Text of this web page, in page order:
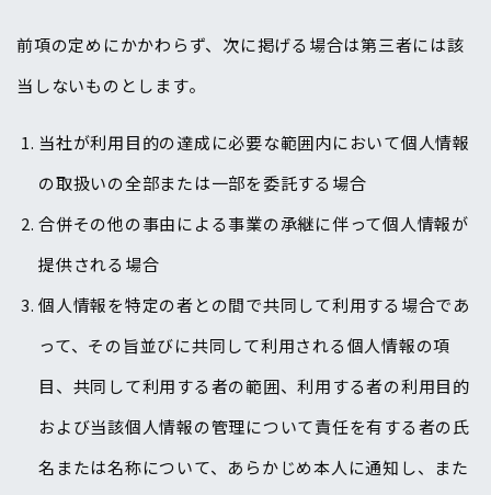
前項の定めにかかわらず、次に掲げる場合は第三者には該
当しないものとします。
当社が利用目的の達成に必要な範囲内において個人情報
の取扱いの全部または一部を委託する場合
合併その他の事由による事業の承継に伴って個人情報が
提供される場合
個人情報を特定の者との間で共同して利用する場合であ
って、その旨並びに共同して利用される個人情報の項
目、共同して利用する者の範囲、利用する者の利用目的
および当該個人情報の管理について責任を有する者の氏
名または名称について、あらかじめ本人に通知し、また